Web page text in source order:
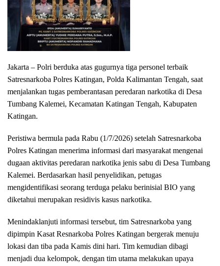
Jakarta – Polri berduka atas gugurnya tiga personel terbaik
Satresnarkoba Polres Katingan, Polda Kalimantan Tengah, saat
menjalankan tugas pemberantasan peredaran narkotika di Desa
Tumbang Kalemei, Kecamatan Katingan Tengah, Kabupaten
Katingan.
Peristiwa bermula pada Rabu (1/7/2026) setelah Satresnarkoba
Polres Katingan menerima informasi dari masyarakat mengenai
dugaan aktivitas peredaran narkotika jenis sabu di Desa Tumbang
Kalemei. Berdasarkan hasil penyelidikan, petugas
mengidentifikasi seorang terduga pelaku berinisial BIO yang
diketahui merupakan residivis kasus narkotika.
Menindaklanjuti informasi tersebut, tim Satresnarkoba yang
dipimpin Kasat Resnarkoba Polres Katingan bergerak menuju
lokasi dan tiba pada Kamis dini hari. Tim kemudian dibagi
menjadi dua kelompok, dengan tim utama melakukan upaya